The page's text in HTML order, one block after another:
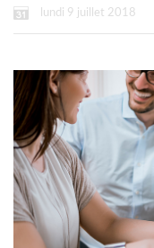
lundi 9 juillet 2018